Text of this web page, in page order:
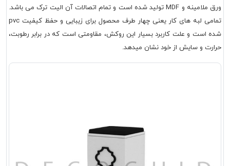
ورق ملامینه و MDF تولید شده است و تمام اتصالات آن الیت ترک می باشد.
تمامی لبه های کار یعنی چهار طرف محصول برای زیبایی و حفظ کیفیت pvc
شده است و علت کاربرد بسیار این روکش، مقاومتی است که در برابر رطوبت،
حرارت و سایش از خود نشان میدهد.